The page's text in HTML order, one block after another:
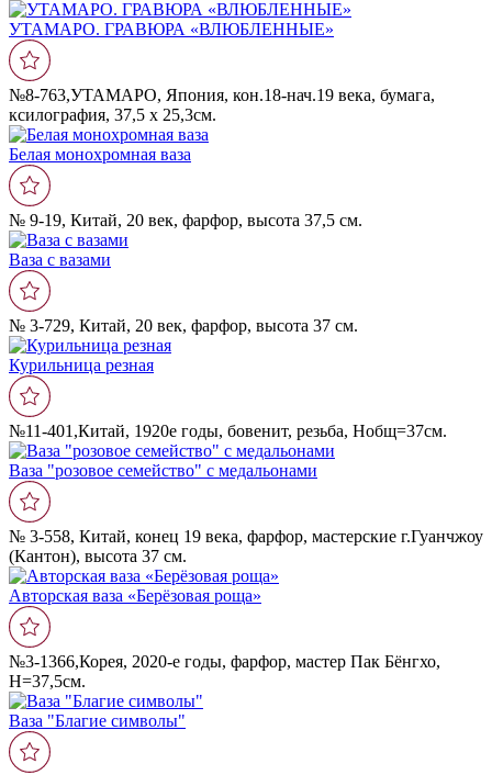
УТАМАРО. ГРАВЮРА «ВЛЮБЛЕННЫЕ»
№8-763,УТАМАРО, Япония, кон.18-нач.19 века, бумага,
ксилография, 37,5 х 25,3см.
Белая монохромная ваза
№ 9-19, Китай, 20 век, фарфор, высота 37,5 см.
Ваза с вазами
№ 3-729, Китай, 20 век, фарфор, высота 37 см.
Курильница резная
№11-401,Китай, 1920е годы, бовенит, резьба, Нобщ=37см.
Ваза "розовое семейство" с медальонами
№ 3-558, Китай, конец 19 века, фарфор, мастерские г.Гуанчжоу
(Кантон), высота 37 см.
Авторская ваза «Берëзовая роща»
№3-1366,Корея, 2020-е годы, фарфор, мастер Пак Бёнгхо,
Н=37,5см.
Ваза "Благие символы"